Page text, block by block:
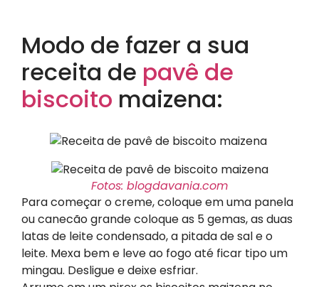
Modo de fazer a sua
receita de pavê de
biscoito maizena:
Fotos: blogdavania.com
​Para começar o creme, coloque em uma panela
ou canecão grande coloque as 5 gemas, as duas
latas de leite condensado, a pitada de sal e o
leite. Mexa bem e leve ao fogo até ficar tipo um
mingau. Desligue e deixe esfriar.